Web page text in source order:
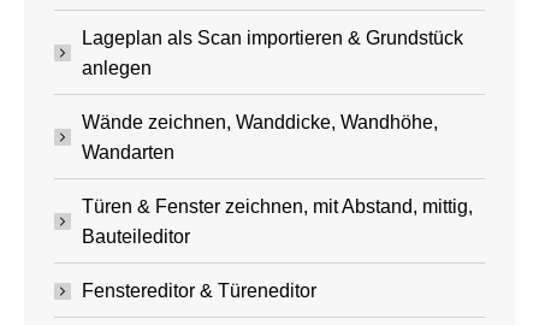
Lageplan als Scan importieren & Grundstück
anlegen
Wände zeichnen, Wanddicke, Wandhöhe,
Wandarten
Türen & Fenster zeichnen, mit Abstand, mittig,
Bauteileditor
Fenstereditor & Türeneditor